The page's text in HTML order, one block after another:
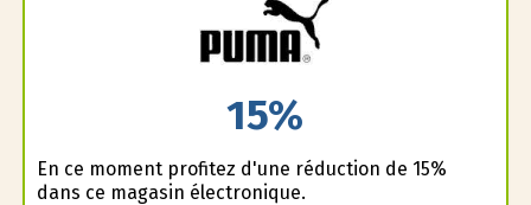
15%
En ce moment profitez d'une réduction de 15%
dans ce magasin électronique.